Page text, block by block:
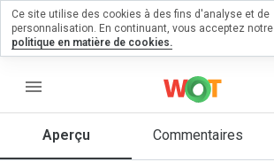
menu
Aperçu Commentaires
un
Ce site utilise des cookies à des fins d'analyse et de
personnalisation. En continuant, vous acceptez notre
politique en matière de cookies.